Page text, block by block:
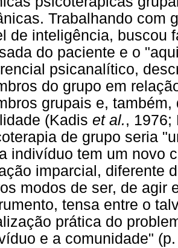
Trabalhando com
de inteligência, buscou
do paciente e o
psicanalítico,
do grupo em
grupais e,
(Kadis et al., 1976;
de grupo seria
indivíduo tem um novo
imparcial, diferente
modos de ser, de agir
tensa entre o
prática do
e a comunidade"